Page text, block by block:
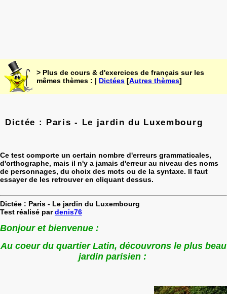
> Plus de cours & d'exercices de français sur les
mêmes thèmes : | Dictées [Autres thèmes]
Dictée : Paris - Le jardin du Luxembourg
Ce test comporte un certain nombre d'erreurs grammaticales,
d'orthographe, mais il n'y a jamais d'erreur au niveau des noms
de personnages, du choix des mots ou de la syntaxe. Il faut
essayer de les retrouver en cliquant dessus.
Dictée : Paris - Le jardin du Luxembourg
Test réalisé pardenis76
Bonjour et bienvenue :
Au coeur du quartier Latin, découvrons le plus beau
jardin parisien :